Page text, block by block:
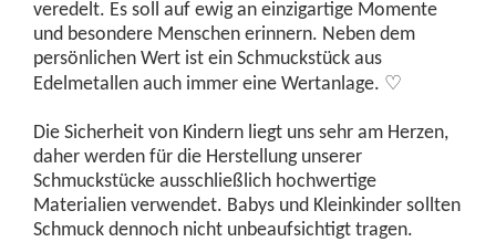
veredelt. Es soll auf ewig an einzigartige Momente
und besondere Menschen erinnern. Neben dem
persönlichen Wert ist ein Schmuckstück aus
Edelmetallen auch immer eine Wertanlage. ♡
Die Sicherheit von Kindern liegt uns sehr am Herzen,
daher werden für die Herstellung unserer
Schmuckstücke ausschließlich hochwertige
Materialien verwendet. Babys und Kleinkinder sollten
Schmuck dennoch nicht unbeaufsichtigt tragen.